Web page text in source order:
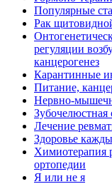
Популярные
Рак
регуляции
канцерогенез
Карантинные
Питание,
Нервно-
Зубочелюстная
Лечение
Здоровье
Химиотерапия
ортопедии
Я или не я